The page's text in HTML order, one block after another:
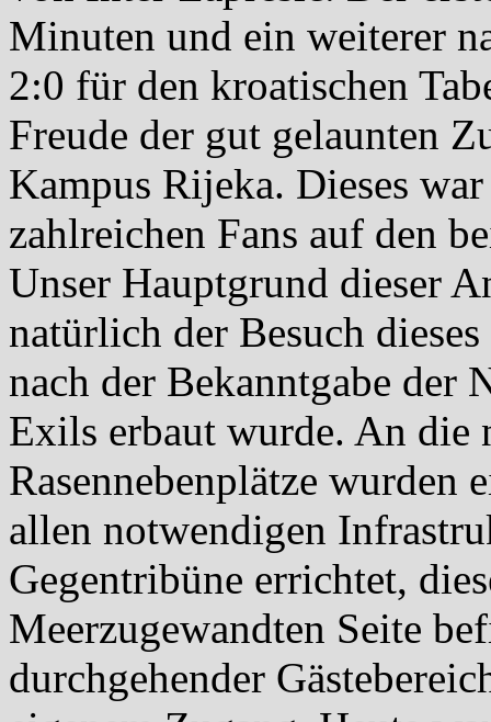
Minuten und ein weiterer
2:0 für den kroatischen
Freude der gut gelaunten
Kampus Rijeka. Dieses
zahlreichen Fans auf den
Unser Hauptgrund dieser
natürlich der Besuch
nach der Bekanntgabe der
Exils erbaut wurde. An die
Rasennebenplätze wurden
allen notwendigen
Gegentribüne errichtet,
Meerzugewandten Seite
durchgehender